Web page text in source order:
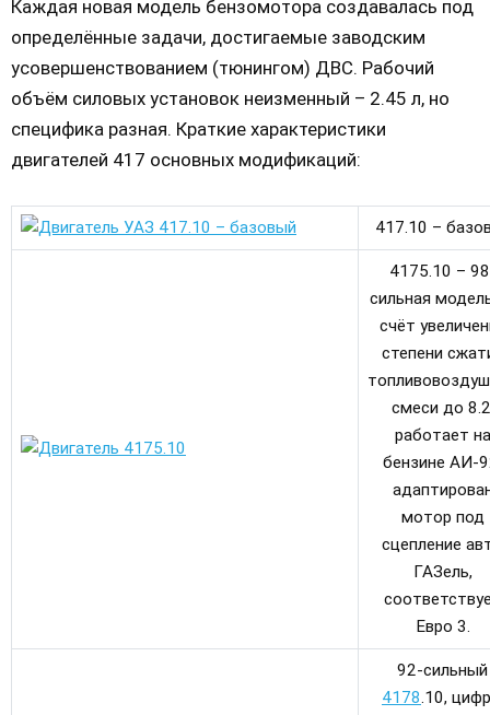
Каждая новая модель бензомотора создавалась под
определённые задачи, достигаемые заводским
усовершенствованием (тюнингом) ДВС. Рабочий
объём силовых установок неизменный – 2.45 л, но
специфика разная. Краткие характеристики
двигателей 417 основных модификаций:
417.10 –
4175.10 –
сильная
счёт
степени
смеси до
работает на
бензине АИ-
мотор под
сцепление
ГАЗель,
Евро 3.
92-сильный
4178.10,